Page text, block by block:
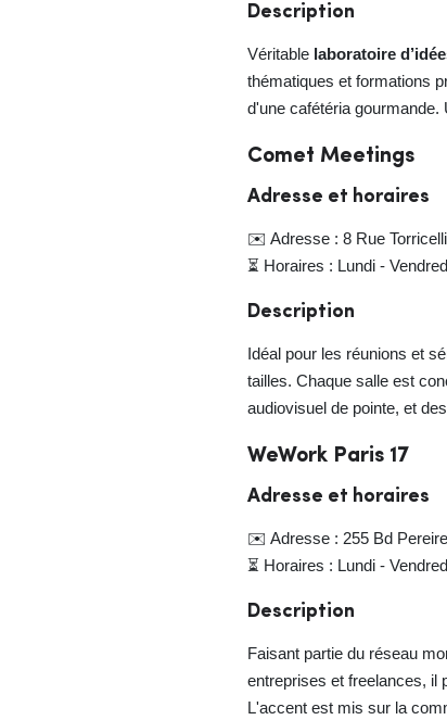
Description
Véritable laboratoire
thématiques et formations
d'une cafétéria gourmande.
Comet Meetings
Adresse et horaires
✉️ Adresse : 8 Rue
⏳ Horaires : Lundi -
Description
Idéal pour les réunions et
tailles. Chaque salle est
audiovisuel de pointe, et
WeWork Paris 17
Adresse et horaires
✉️ Adresse : 255 Bd
⏳ Horaires : Lundi -
Description
Faisant partie du réseau
entreprises et freelances, il
L'accent est mis sur la